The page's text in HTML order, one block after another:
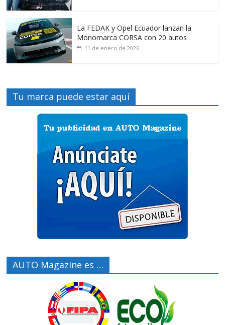
La FEDAK y Opel Ecuador lanzan la
Monomarca CORSA con 20 autos
11 de enero de 2026
Tu marca puede estar aquí
AUTO Magazine es …